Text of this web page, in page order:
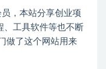
，本站分享创业项
、工具软件等也不断
做了这个网站用来